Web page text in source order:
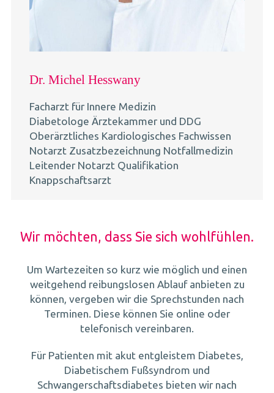
Dr. Michel Hesswany
Facharzt für Innere Medizin
Diabetologe Ärztekammer und DDG
Oberärztliches Kardiologisches Fachwissen
Notarzt Zusatzbezeichnung Notfallmedizin
Leitender Notarzt Qualifikation
Knappschaftsarzt
Wir möchten, dass Sie sich wohlfühlen.
Um Wartezeiten so kurz wie möglich und einen
weitgehend reibungslosen Ablauf anbieten zu
können, vergeben wir die Sprechstunden nach
Terminen. Diese können Sie online oder
telefonisch vereinbaren.
Für Patienten mit akut entgleistem Diabetes,
Diabetischem Fußsyndrom und
Schwangerschaftsdiabetes bieten wir nach